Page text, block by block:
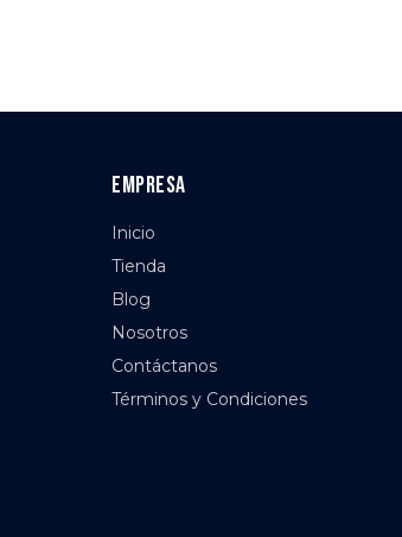
Empresa
Inicio
Tienda
Blog
Nosotros
Contáctanos
Términos y Condiciones